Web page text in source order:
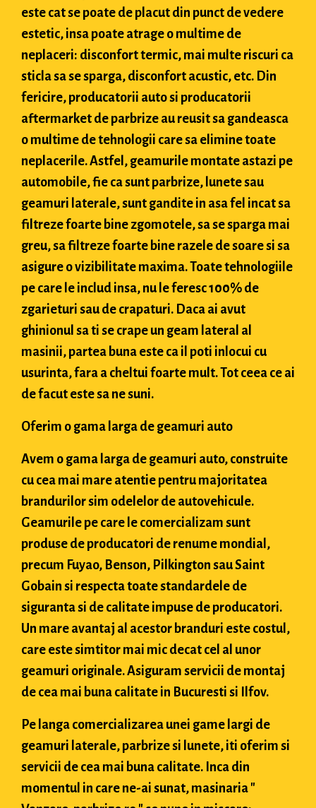
este cat se poate de placut din punct de vedere
estetic, insa poate atrage o multime de
neplaceri: disconfort termic, mai multe riscuri ca
sticla sa se sparga, disconfort acustic, etc. Din
fericire, producatorii auto si producatorii
aftermarket de parbrize au reusit sa gandeasca
o multime de tehnologii care sa elimine toate
neplacerile. Astfel, geamurile montate astazi pe
automobile, fie ca sunt parbrize, lunete sau
geamuri laterale, sunt gandite in asa fel incat sa
filtreze foarte bine zgomotele, sa se sparga mai
greu, sa filtreze foarte bine razele de soare si sa
asigure o vizibilitate maxima. Toate tehnologiile
pe care le includ insa, nu le feresc 100% de
zgarieturi sau de crapaturi. Daca ai avut
ghinionul sa ti se crape un geam lateral al
masinii, partea buna este ca il poti inlocui cu
usurinta, fara a cheltui foarte mult. Tot ceea ce ai
de facut este sa ne suni.
Oferim o gama larga de geamuri auto
Avem o gama larga de geamuri auto, construite
cu cea mai mare atentie pentru majoritatea
brandurilor sim odelelor de autovehicule.
Geamurile pe care le comercializam sunt
produse de producatori de renume mondial,
precum Fuyao, Benson, Pilkington sau Saint
Gobain si respecta toate standardele de
siguranta si de calitate impuse de producatori.
Un mare avantaj al acestor branduri este costul,
care este simtitor mai mic decat cel al unor
geamuri originale. Asiguram servicii de montaj
de cea mai buna calitate in Bucuresti si Ilfov.
Pe langa comercializarea unei game largi de
geamuri laterale, parbrize si lunete, iti oferim si
servicii de cea mai buna calitate. Inca din
momentul in care ne-ai sunat, masinaria "